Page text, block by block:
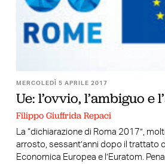
MERCOLEDÌ 5 APRILE 2017
Ue: l’ovvio, l’ambiguo e
Filippo Giuffrida Repaci
La “dichiarazione di Roma 2017”,
arrosto, sessant’anni dopo il trattato
Economica Europea e l’Euratom.